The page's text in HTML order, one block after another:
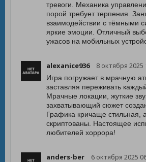
тревоги. Механика
порой требует терпения.
взаимодействии с тёмными
яркие эмоции. Отличный
ужасов на мобильных
alexanice936 8 октября 2025
Игра погружает в мрачную
заставляя переживать
Мрачные локации, жуткие
захватывающий сюжет
Графика кричаще стильная,
скриптованы. Настоящее
любителей хоррора!
anders-ber 6 октября 2025